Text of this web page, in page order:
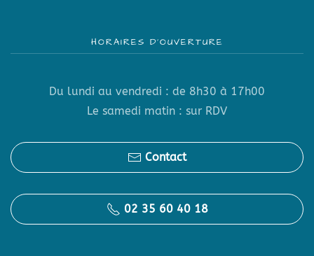
HORAIRES D’OUVERTURE
Du lundi au vendredi : de 8h30 à 17h00
Le samedi matin : sur RDV
Contact
02 35 60 40 18